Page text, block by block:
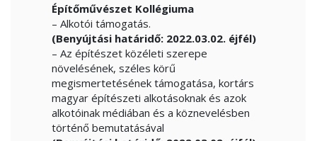
Építőművészet Kollégiuma
– Alkotói támogatás.
(Benyújtási határidő: 2022.03.02. éjfél)
– Az építészet közéleti szerepe
növelésének, széles körű
megismertetésének támogatása, kortárs
magyar építészeti alkotásoknak és azok
alkotóinak médiában és a köznevelésben
történő bemutatásával